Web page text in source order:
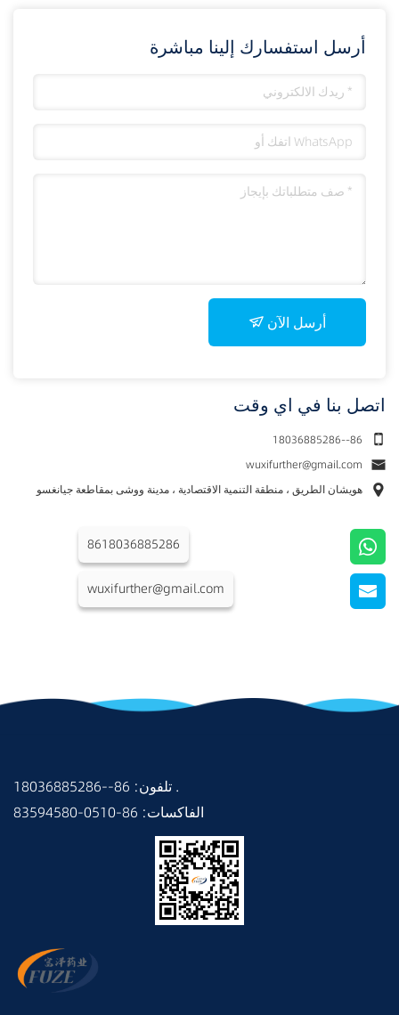
أرسل استفسارك إلينا مباشرة
أرسل الآن
اتصل بنا في اي وقت
18036885286--86
wuxifurther@gmail.com
هويشان الطريق ، منطقة التنمية الاقتصادية ، مدينة ووشى بمقاطعة جيانغسو
8618036885286
wuxifurther@gmail.com
18036885286--86 :تلفون .
83594580-0510-86 :الفاكسات